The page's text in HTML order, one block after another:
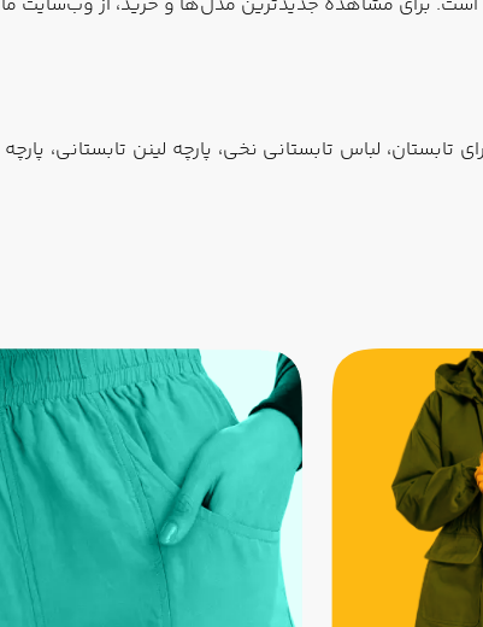
تابستان، لباس تابستانی نخی، پارچه لینن تابستانی،